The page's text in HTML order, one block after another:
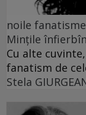
noile fanatisme
Mințile
Cu alte
fanatism de
Stela